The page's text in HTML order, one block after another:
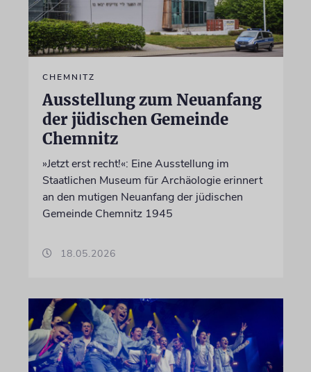
CHEMNITZ
Ausstellung zum Neuanfang
der jüdischen Gemeinde
Chemnitz
»Jetzt erst recht!«: Eine Ausstellung im
Staatlichen Museum für Archäologie erinnert
an den mutigen Neuanfang der jüdischen
Gemeinde Chemnitz 1945
18.05.2026